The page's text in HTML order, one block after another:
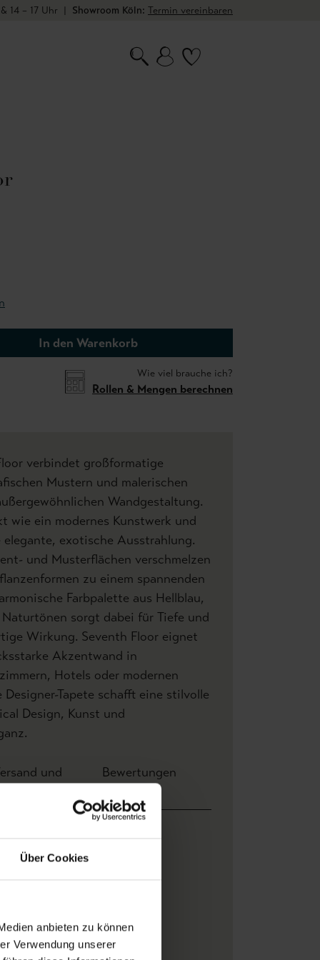
Über Cookies
anbieten zu können
Verwendung unserer
14 – 17 Uhr | Showroom Köln: Termin vereinbaren
In den Warenkorb
Wie viel brauche ich?
Rollen & Mengen berechnen
verbindet großformatige
Mustern und malerischen
Wandgestaltung.
wie ein modernes Kunstwerk und
elegante, exotische Ausstrahlung.
und Musterflächen verschmelzen
zu einem spannenden
Farbpalette aus Hellblau,
sorgt dabei für Tiefe und
Wirkung. Seventh Floor eignet
Akzentwand in
Hotels oder modernen
Tapete schafft eine stilvolle
Design, Kunst und
und
Bewertungen
1,00 m x Höhe 1,00 m
& decò
M1, Brandklasse M1,